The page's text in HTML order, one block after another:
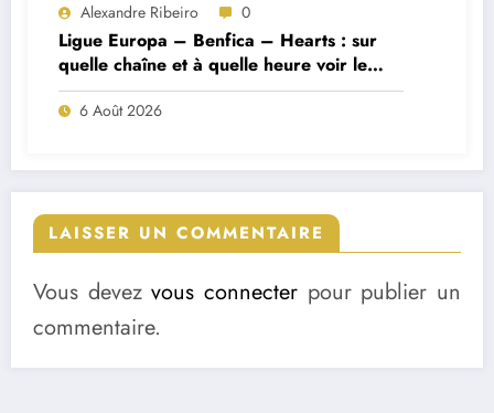
Alexandre Ribeiro 0
Ligue Europa – Benfica – Hearts : sur
quelle chaîne et à quelle heure voir le
match ?
6 Août 2026
LAISSER UN COMMENTAIRE
Vous devezvous connecter pour publier un
commentaire.